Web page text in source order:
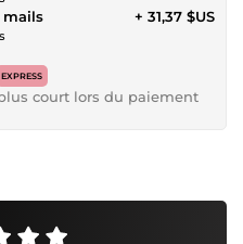
mails + 31,37 $US
EXPRESS
court lors du paiement